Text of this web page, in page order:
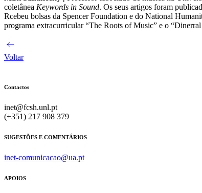
coletânea Keywords in Sound. Os seus artigos foram
Rcebeu bolsas da Spencer Foundation e do National
programa extracurricular “The Roots of Music” e o
Voltar
Contactos
inet@fcsh.unl.pt
(+351) 217 908 379
SUGESTÕES E COMENTÁRIOS
inet-comunicacao@ua.pt
APOIOS